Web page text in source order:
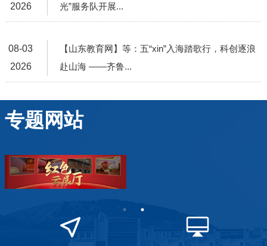
2026
光”服务队开展...
08-03
2026
【山东教育网】等：五“xin”入海踏歌行，科创逐浪
赴山海 ——齐鲁...
专题网站